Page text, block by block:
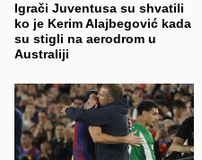
Igrači Juventusa su shvatili
ko je Kerim Alajbegović kada
su stigli na aerodrom u
Australiji